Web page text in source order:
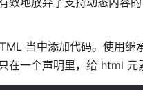
当中添加代码。使用继
一个声明里，给 html 元